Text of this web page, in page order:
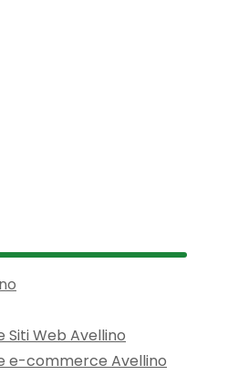
Siti Web Avellino
e-commerce Avellino